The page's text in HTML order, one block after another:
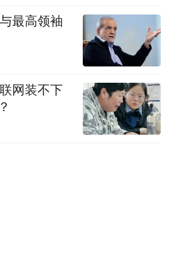
邀请函！20+场大型演唱
文旅局发布2026年太原大型
具体如下：
最高领袖
网装不下